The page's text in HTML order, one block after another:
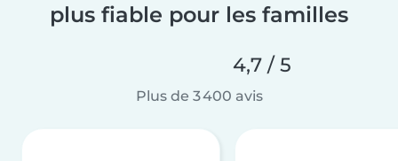
plus fiable pour les familles
4,7 / 5
Plus de 3 400 avis